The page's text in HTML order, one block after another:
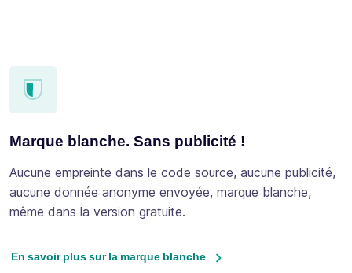
Marque blanche. Sans publicité !
Aucune empreinte dans le code source, aucune publicité,
aucune donnée anonyme envoyée, marque blanche,
même dans la version gratuite.
En savoir plus sur la marque blanche